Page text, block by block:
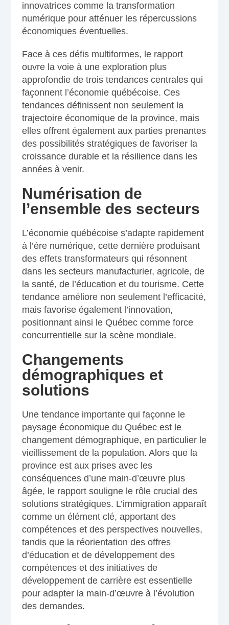
innovatrices comme la transformation
numérique pour atténuer les répercussions
économiques éventuelles.
Face à ces défis multiformes, le rapport
ouvre la voie à une exploration plus
approfondie de trois tendances centrales qui
façonnent l’économie québécoise. Ces
tendances définissent non seulement la
trajectoire économique de la province, mais
elles offrent également aux parties prenantes
des possibilités stratégiques de favoriser la
croissance durable et la résilience dans les
années à venir.
Numérisation de
l’ensemble des secteurs
L’économie québécoise s’adapte rapidement
à l’ère numérique, cette dernière produisant
des effets transformateurs qui résonnent
dans les secteurs manufacturier, agricole, de
la santé, de l’éducation et du tourisme. Cette
tendance améliore non seulement l’efficacité,
mais favorise également l’innovation,
positionnant ainsi le Québec comme force
concurrentielle sur la scène mondiale.
Changements
démographiques et
solutions
Une tendance importante qui façonne le
paysage économique du Québec est le
changement démographique, en particulier le
vieillissement de la population. Alors que la
province est aux prises avec les
conséquences d’une main-d’œuvre plus
âgée, le rapport souligne le rôle crucial des
solutions stratégiques. L’immigration apparaît
comme un élément clé, apportant des
compétences et des perspectives nouvelles,
tandis que la réorientation des offres
d’éducation et de développement des
compétences et des initiatives de
développement de carrière est essentielle
pour adapter la main-d’œuvre à l’évolution
des demandes.